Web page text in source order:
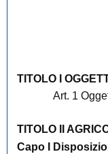
TITOLO I
Art. 1
TITOLO II
Capo I